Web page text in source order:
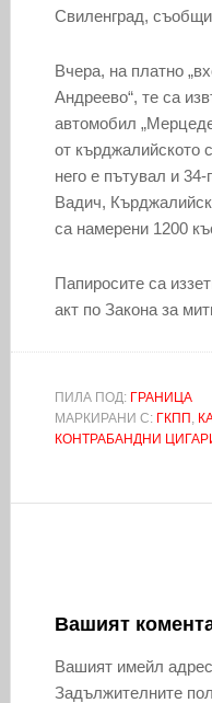
Свиленград,
Вчера, на платно
Андреево“, те са
автомобил
от кърджалийското
него е пътувал и
Вадич,
са намерени 1200
Папиросите са
акт по Закона за
ПИЛА ПОД: ГРАНИЦА
МАРКИРАНИ С: ГКПП ,
КОНТРАБАНДНИ
Вашият
Вашият имейл
Задължителните